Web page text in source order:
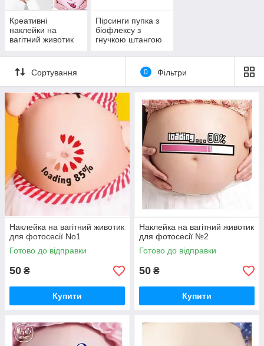
Креативні
наклейки на
вагітний животик
Пірсинги пупка з
біофлексу з
гнучкою штангою
Сортування 0 Фільтри
Наклейка на вагітний животик
для фотосесії No1
Готово до відправки
50 ₴
Купити
Наклейка на вагітний животик
для фотосесії №2
Готово до відправки
50 ₴
Купити